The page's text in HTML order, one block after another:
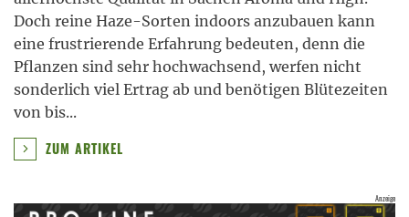
Doch reine Haze-Sorten indoors anzubauen kann
eine frustrierende Erfahrung bedeuten, denn die
Pflanzen sind sehr hochwachsend, werfen nicht
sonderlich viel Ertrag ab und benötigen Blütezeiten
von bis...
ZUM ARTIKEL